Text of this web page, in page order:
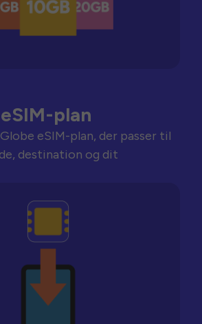
plan
eSIM-plan, der passer til
destination og dit